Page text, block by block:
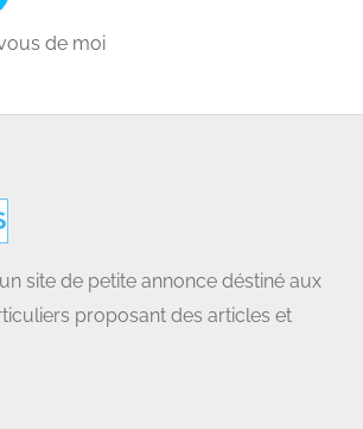
de moi
site de petite annonce déstiné aux
proposant des articles et